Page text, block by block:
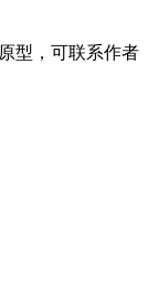
型，可联系作者